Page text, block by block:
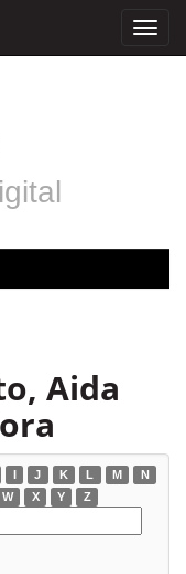
Aida
I J K L M
N
W X Y Z